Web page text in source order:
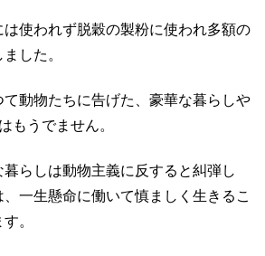
は使われず脱穀の製粉に使われ多額の
した。
て動物たちに告げた、豪華な暮らしや
もうでません。
らしは動物主義に反すると糾弾し
、一生懸命に働いて慎ましく生きるこ
。